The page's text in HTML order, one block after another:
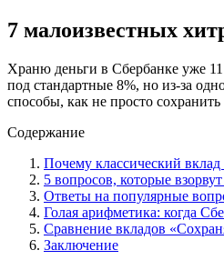
7 малоизвестных
Храню деньги в Сбербанке уже
под стандартные 8%, но из-за
способы, как не просто
Содержание
Почему классический
5 вопросов, которые
Ответы на популярные
Голая арифметика: когда
Сравнение вкладов
Заключение